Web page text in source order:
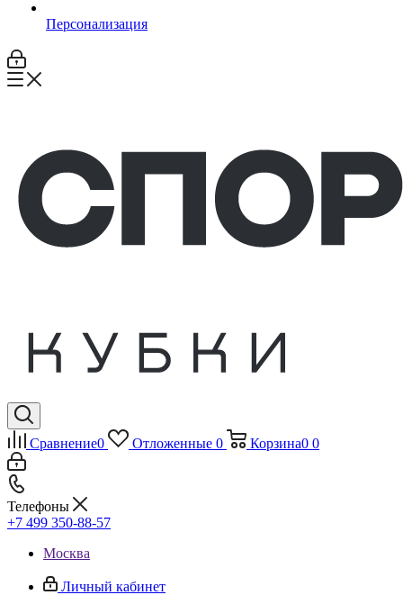
Персонализация
Сравнение0 Отложенные 0 Корзина0 0
Телефоны
+7 499 350-88-57
Москва
Личный кабинет